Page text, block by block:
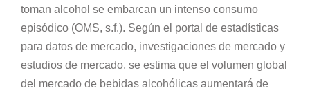
toman alcohol se embarcan un intenso consumo
episódico (OMS, s.f.). Según el portal de estadísticas
para datos de mercado, investigaciones de mercado y
estudios de mercado, se estima que el volumen global
del mercado de bebidas alcohólicas aumentará de